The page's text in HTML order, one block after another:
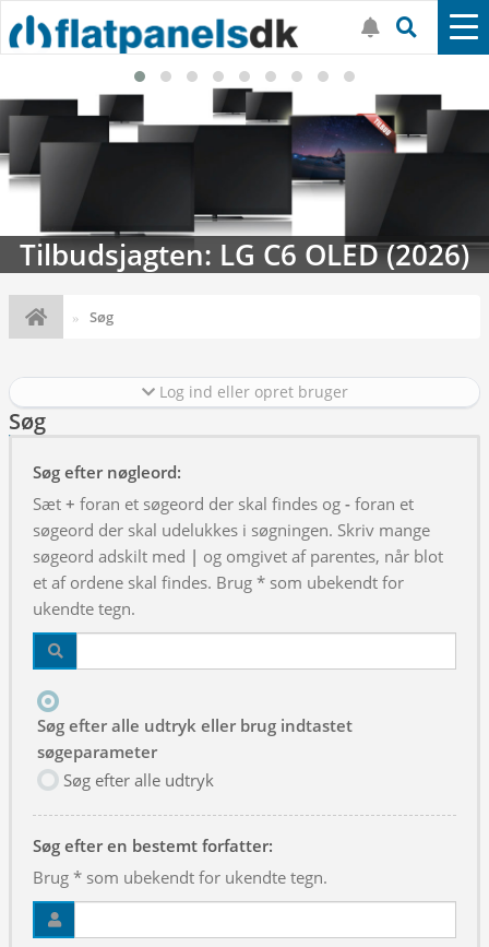
Tilbudsjagten: LG C6 OLED (2026)
Søg
Log ind eller opret bruger
Søg
Søg efter nøgleord:
Sæt + foran et søgeord der skal findes og - foran et
søgeord der skal udelukkes i søgningen. Skriv mange
søgeord adskilt med | og omgivet af parentes, når blot
et af ordene skal findes. Brug * som ubekendt for
ukendte tegn.
Søg efter alle udtryk eller brug indtastet
søgeparameter
Søg efter alle udtryk
Søg efter en bestemt forfatter:
Brug * som ubekendt for ukendte tegn.